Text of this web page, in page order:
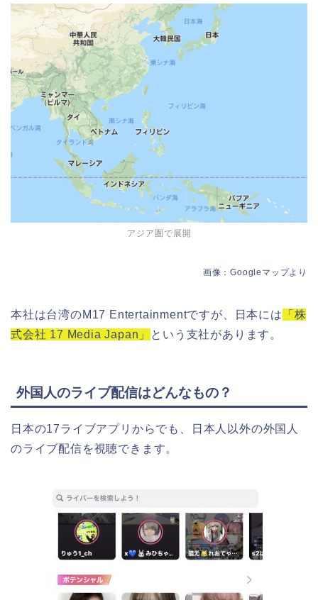
アジア圏で展開
画像：Googleマップより
本社は台湾のM17 Entertainmentですが、日本には
「株
式会社 17 Media Japan」
という支社があります。
外国人のライブ配信はどんなもの？
日本の17ライブアプリからでも、日本人以外の外国人
のライブ配信を視聴できます。